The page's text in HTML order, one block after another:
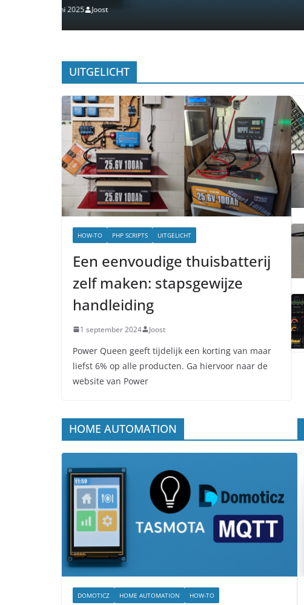
27 oktober 2024
UITGELICHT
HOW-TO PHP SCRIPTS UITGELICHT
Een eenvoudige thuisbatterij
zelf maken: stapsgewijze
handleiding
1 september 2024 Joost
Power Queen geeft tijdelijk een korting van maar
liefst 6% op alle producten. Ga hiervoor naar de
website van Power
HOME AUTOMATION
DOMOTICZ HOME AUTOMATION HOW-TO